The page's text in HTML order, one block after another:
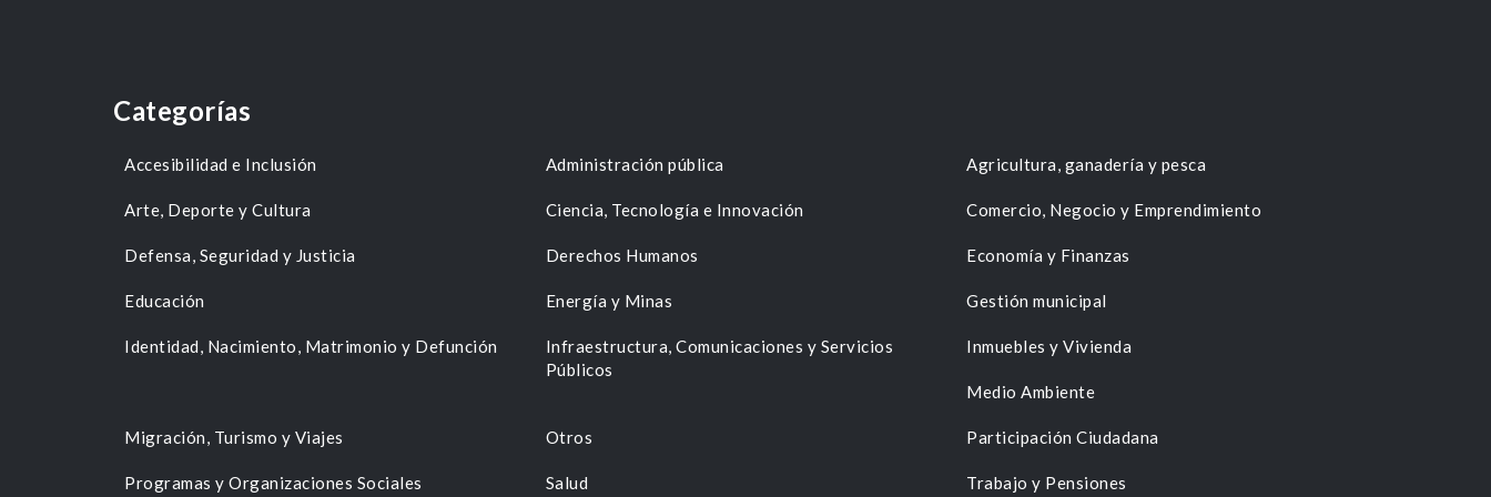
Categorías
Accesibilidad e Inclusión Administración pública Agricultura, ganadería y pesca
Arte, Deporte y Cultura Ciencia, Tecnología e Innovación Comercio, Negocio y Emprendimiento
Defensa, Seguridad y Justicia Derechos Humanos Economía y Finanzas
Educación Energía y Minas Gestión municipal
Identidad, Nacimiento, Matrimonio y Defunción
Infraestructura, Comunicaciones y Servicios
Públicos
Inmuebles y Vivienda
Medio Ambiente
Migración, Turismo y Viajes Otros Participación Ciudadana
Programas y Organizaciones Sociales Salud Trabajo y Pensiones